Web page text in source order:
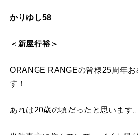
かりゆし58
＜新屋行裕＞
ORANGE RANGEの皆様25周年お
す！
あれは20歳の頃だったと思います。